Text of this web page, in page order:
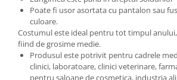
Poate fi usor asortata cu pantalon sau
culoare.
Costumul este ideal pentru tot timpul
fiind de grosime medie.
Produsul este potrivit pentru cadrele
clinici, laboratoare, clinici veterinare,
pentru saloane de cosmetica, industria